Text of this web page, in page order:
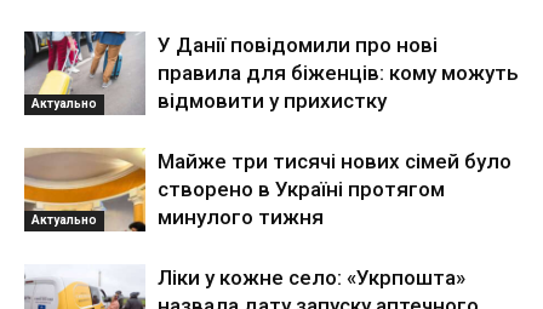
Актуально
У Данії повідомили про нові
правила для біженців: кому можуть
відмовити у прихистку
Актуально
Майже три тисячі нових сімей було
створено в Україні протягом
минулого тижня
Ліки у кожне село: «Укрпошта»